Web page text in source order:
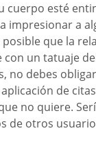
cuerpo esté
impresionar a
posible que la
un tatuaje
no debes
de
no quiere.
de otros